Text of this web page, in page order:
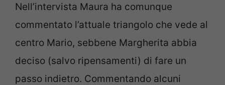
Nell’intervista Maura ha comunque
commentato l’attuale triangolo che vede al
centro Mario, sebbene Margherita abbia
deciso (salvo ripensamenti) di fare un
passo indietro. Commentando alcuni